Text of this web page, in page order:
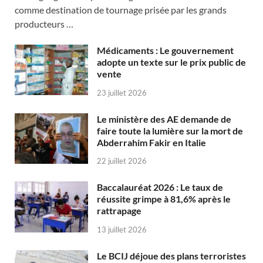
comme destination de tournage prisée par les grands
producteurs …
Médicaments : Le gouvernement
adopte un texte sur le prix public de
vente
23 juillet 2026
Le ministère des AE demande de
faire toute la lumière sur la mort de
Abderrahim Fakir en Italie
22 juillet 2026
Baccalauréat 2026 : Le taux de
réussite grimpe à 81,6% après le
rattrapage
13 juillet 2026
Le BCIJ déjoue des plans terroristes